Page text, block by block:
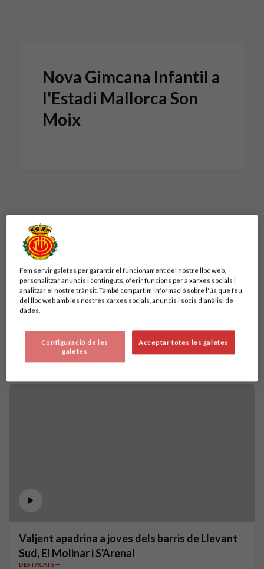
Nova Gimcana Infantil a
l'Estadi Mallorca Son
Moix
Valjent apadrina a joves dels barris de Llevant
Sud, El Molinar i S'Arenal
DESTACATS
Fem servir galetes per garantir el funcionament del nostre lloc web,
personalitzar anuncis i continguts, oferir funcions per a xarxes socials i
analitzar el nostre trànsit. També compartim informació sobre l'ús que feu
del lloc web amb les nostres xarxes socials, anuncis i socis d'anàlisi de
dades.
Acceptar totes les galetes
Configuració de les
galetes